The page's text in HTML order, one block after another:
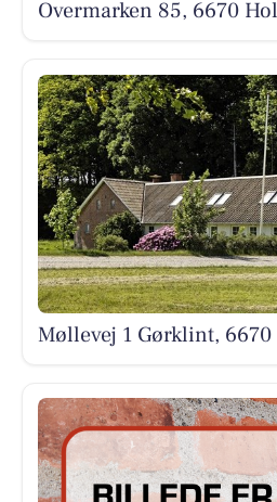
Overmarken 85, 6670
Møllevej 1 Gørklint,